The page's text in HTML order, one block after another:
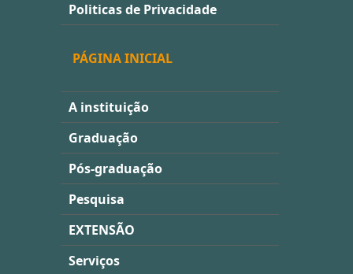
Politicas de Privacidade
PÁGINA INICIAL
A instituição
Graduação
Pós-graduação
Pesquisa
EXTENSÃO
Serviços